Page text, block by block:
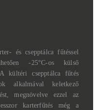
és csepptálca fűtéssel
-25°C-os külső
kültéri csepptálca fűtés
alkalmával keletkező
megnövelve ezzel az
karterfűtés még a